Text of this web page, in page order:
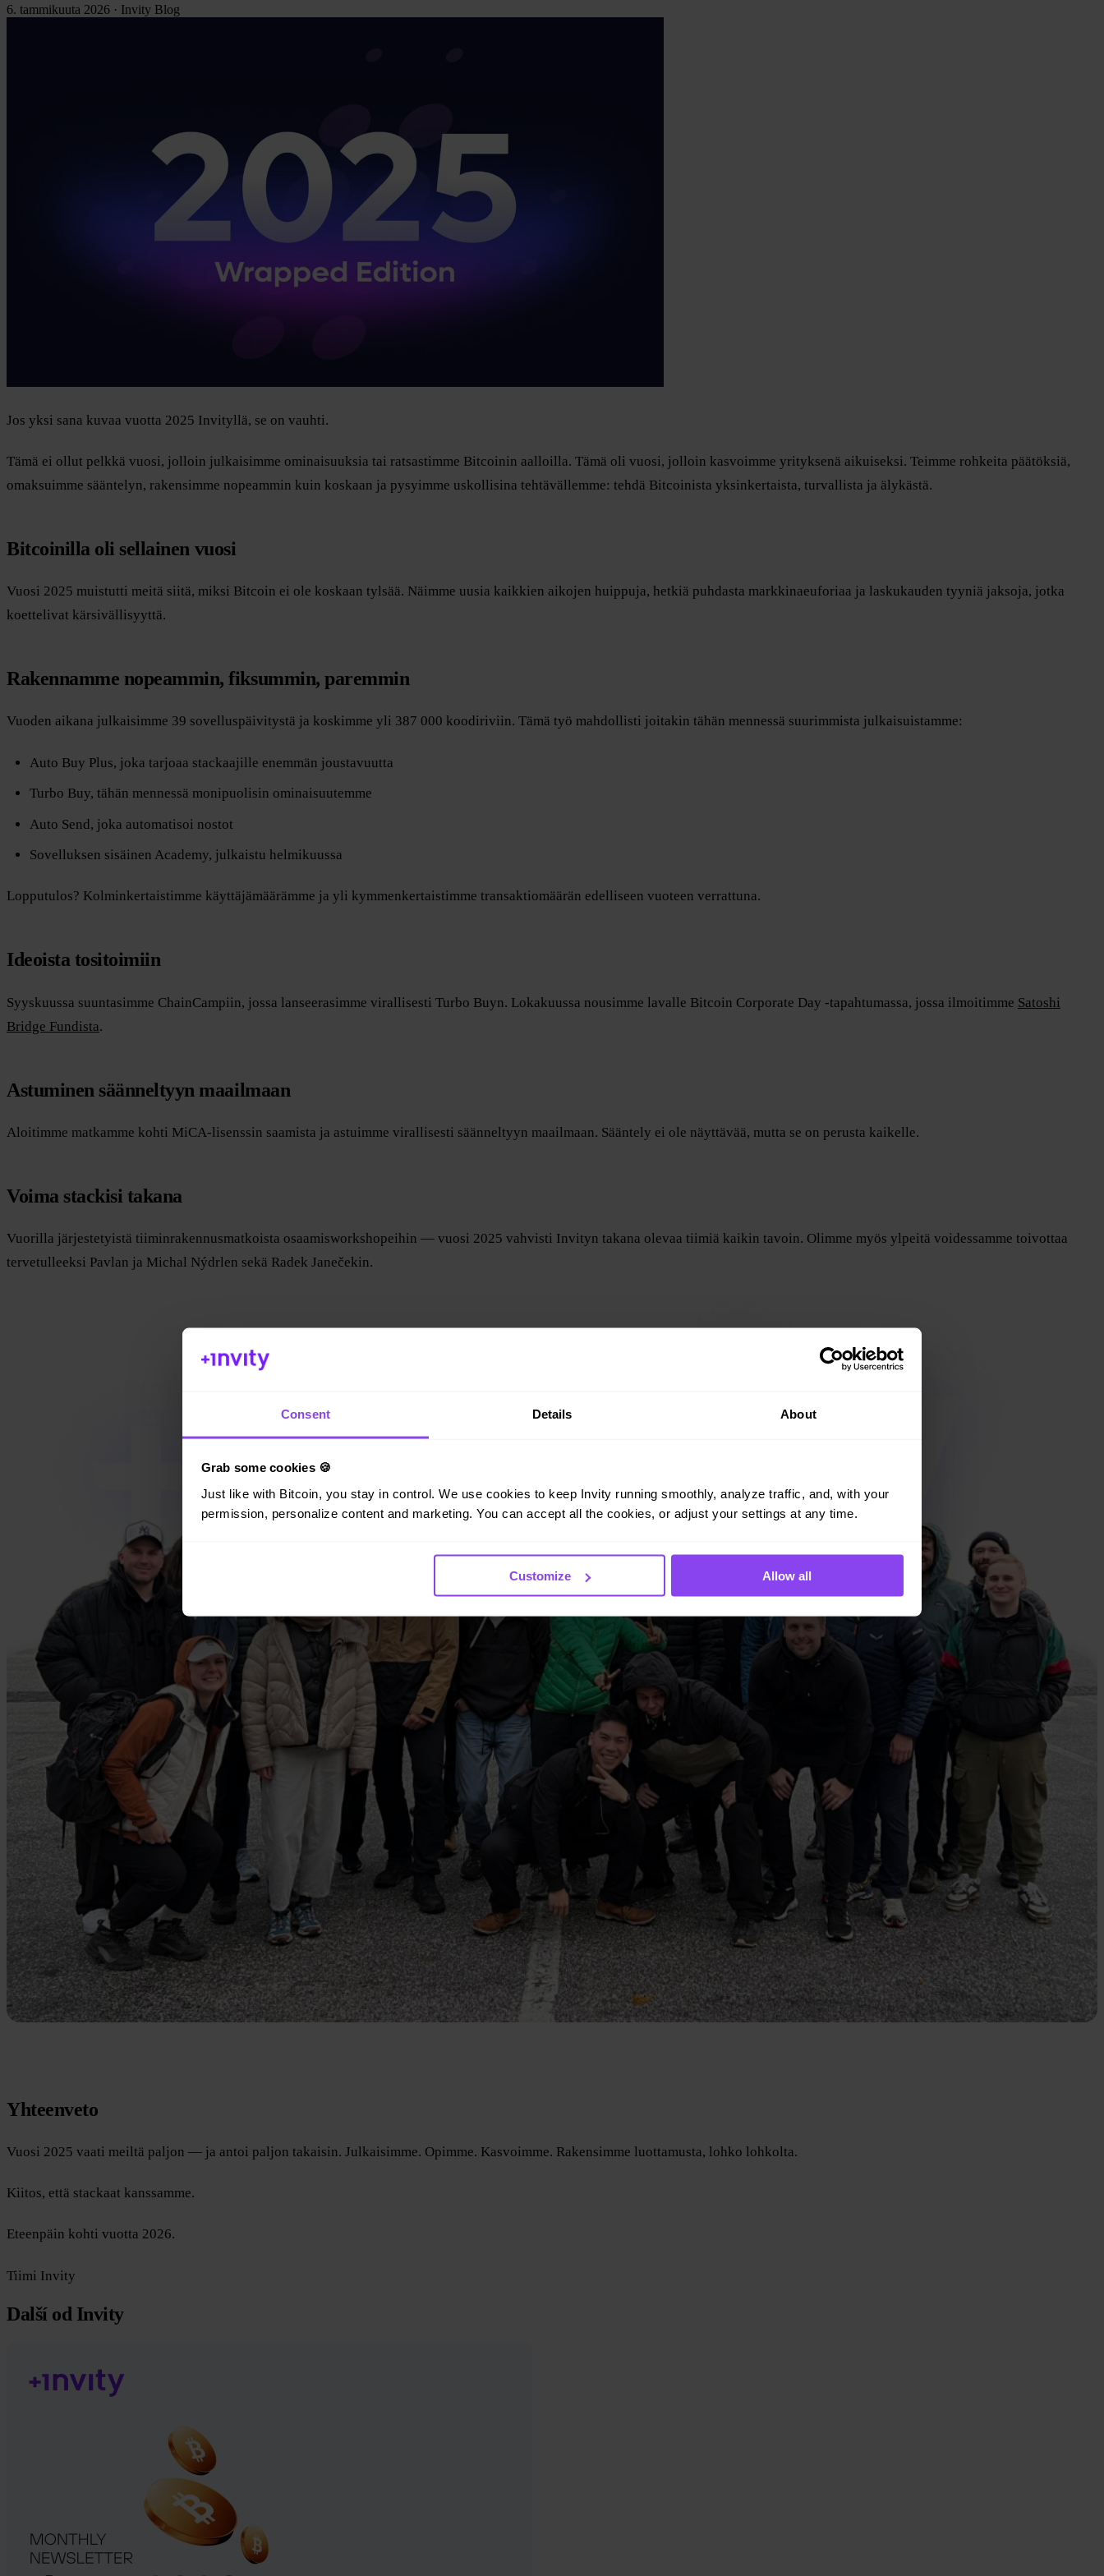
Consent Details About
Grab some cookies 🍪
Just like with Bitcoin, you stay in control. We use cookies to keep Invity running smoothly, analyze traffic, and, with your
permission, personalize content and marketing. You can accept all the cookies, or adjust your settings at any time.
Customize Allow all
6. tammikuuta 2026 · Invity Blog
Jos yksi sana kuvaa vuotta 2025 Invityllä, se on vauhti.
Tämä ei ollut pelkkä vuosi, jolloin julkaisimme ominaisuuksia tai ratsastimme Bitcoinin aalloilla. Tämä oli vuosi, jolloin kasvoimme yrityksenä aikuiseksi. Teimme rohkeita päätöksiä,
omaksuimme sääntelyn, rakensimme nopeammin kuin koskaan ja pysyimme uskollisina tehtävällemme: tehdä Bitcoinista yksinkertaista, turvallista ja älykästä.
Bitcoinilla oli sellainen vuosi
Vuosi 2025 muistutti meitä siitä, miksi Bitcoin ei ole koskaan tylsää. Näimme uusia kaikkien aikojen huippuja, hetkiä puhdasta markkinaeuforiaa ja laskukauden tyyniä jaksoja, jotka
koettelivat kärsivällisyyttä.
Rakennamme nopeammin, fiksummin, paremmin
Vuoden aikana julkaisimme 39 sovelluspäivitystä ja koskimme yli 387 000 koodiriviin. Tämä työ mahdollisti joitakin tähän mennessä suurimmista julkaisuistamme:
Auto Buy Plus, joka tarjoaa stackaajille enemmän joustavuutta
Turbo Buy, tähän mennessä monipuolisin ominaisuutemme
Auto Send, joka automatisoi nostot
Sovelluksen sisäinen Academy, julkaistu helmikuussa
Lopputulos? Kolminkertaistimme käyttäjämäärämme ja yli kymmenkertaistimme transaktiomäärän edelliseen vuoteen verrattuna.
Ideoista tositoimiin
Syyskuussa suuntasimme ChainCampiin, jossa lanseerasimme virallisesti Turbo Buyn. Lokakuussa nousimme lavalle Bitcoin Corporate Day -tapahtumassa, jossa ilmoitimme Satoshi
Bridge Fundista.
Astuminen säänneltyyn maailmaan
Aloitimme matkamme kohti MiCA-lisenssin saamista ja astuimme virallisesti säänneltyyn maailmaan. Sääntely ei ole näyttävää, mutta se on perusta kaikelle.
Voima stackisi takana
Vuorilla järjestetyistä tiiminrakennusmatkoista osaamisworkshopeihin — vuosi 2025 vahvisti Invityn takana olevaa tiimiä kaikin tavoin. Olimme myös ylpeitä voidessamme toivottaa
tervetulleeksi Pavlan ja Michal Nýdrlen sekä Radek Janečekin.
Yhteenveto
Vuosi 2025 vaati meiltä paljon — ja antoi paljon takaisin. Julkaisimme. Opimme. Kasvoimme. Rakensimme luottamusta, lohko lohkolta.
Kiitos, että stackaat kanssamme.
Eteenpäin kohti vuotta 2026.
Tiimi Invity
Další od Invity